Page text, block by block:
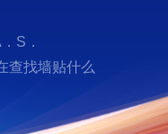
S．
查找墙贴什么